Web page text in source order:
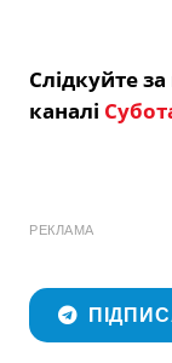
Слідкуйте
каналі
РЕКЛАМА